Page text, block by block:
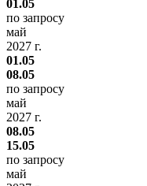
01.05
по запросу
май
2027 г.
01.05
08.05
по запросу
май
2027 г.
08.05
15.05
по запросу
май